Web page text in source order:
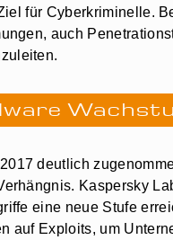
für Cyberkriminelle.
auch
deutlich
Kaspersky
eine neue Stufe
auf Exploits, um